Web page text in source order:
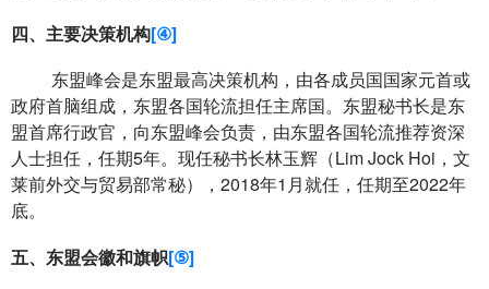
四、主要决策机构[④]
东盟峰会是东盟最高决策机构，由各成员国国家元首或
政府首脑组成，东盟各国轮流担任主席国。东盟秘书长是东
盟首席行政官，向东盟峰会负责，由东盟各国轮流推荐资深
人士担任，任期5年。现任秘书长林玉辉（Lim Jock Hoi ，文
莱前外交与贸易部常秘）， 2018年1 月就任，任期至2022年
底。
五、东盟会徽和旗帜[⑤]